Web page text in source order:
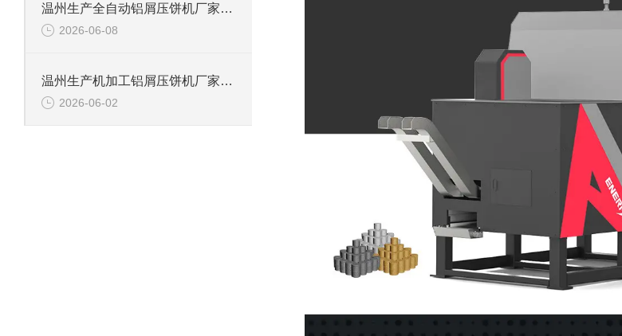
温州生产全自动铝屑压饼机厂家推荐：为什么恩派特成为更多工厂的选择？
2026-06-08
温州生产机加工铝屑压饼机厂家推荐：为什么恩派特是更明智的选择？
2026-06-02